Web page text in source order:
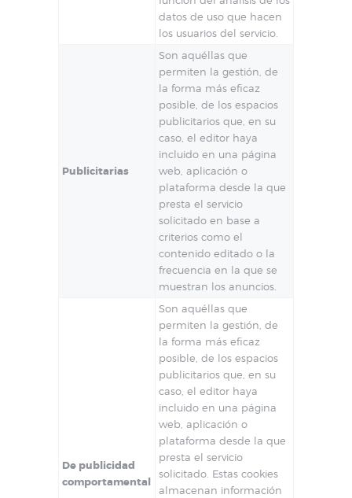
datos de uso que hacen
los usuarios del servicio.
Publicitarias
Son aquéllas que
permiten la gestión, de
la forma más eficaz
posible, de los espacios
publicitarios que, en su
caso, el editor haya
incluido en una página
web, aplicación o
plataforma desde la que
presta el servicio
solicitado en base a
criterios como el
contenido editado o la
frecuencia en la que se
muestran los anuncios.
De publicidad
comportamental
Son aquéllas que
permiten la gestión, de
la forma más eficaz
posible, de los espacios
publicitarios que, en su
caso, el editor haya
incluido en una página
web, aplicación o
plataforma desde la que
presta el servicio
solicitado. Estas cookies
almacenan información